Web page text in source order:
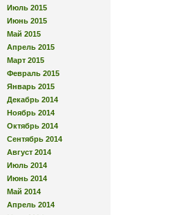
Июль 2015
Июнь 2015
Май 2015
Апрель 2015
Март 2015
Февраль 2015
Январь 2015
Декабрь 2014
Ноябрь 2014
Октябрь 2014
Сентябрь 2014
Август 2014
Июль 2014
Июнь 2014
Май 2014
Апрель 2014